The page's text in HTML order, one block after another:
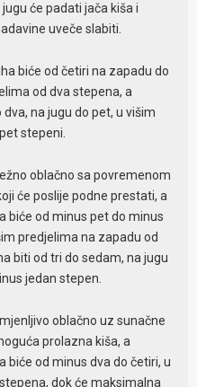
će padati jača kiša i
uveče slabiti.
biće od četiri na zapadu do
od dva stepena, a
na jugu do pet, u višim
stepeni.
oblačno sa povremenom
će poslije podne prestati, a
biće od minus pet do minus
predjelima na zapadu od
biti od tri do sedam, na jugu
jedan stepen.
oblačno uz sunačne
prolazna kiša, a
od minus dva do četiri, u
dok će maksimalna